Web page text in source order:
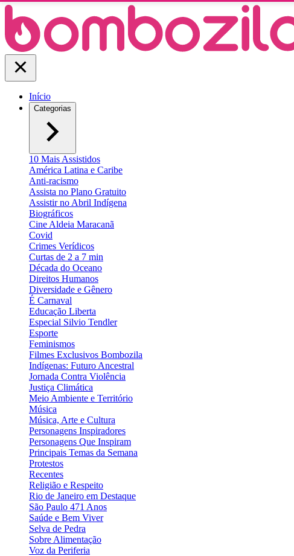
Início
Categorias
10 Mais Assistidos
América Latina e Caribe
Anti-racismo
Assista no Plano Gratuito
Assistir no Abril Indígena
Biográficos
Cine Aldeia Maracanã
Covid
Crimes Verídicos
Curtas de 2 a 7 min
Década do Oceano
Direitos Humanos
Diversidade e Gênero
É Carnaval
Educação Liberta
Especial Silvio Tendler
Esporte
Feminismos
Filmes Exclusivos Bombozila
Indígenas: Futuro Ancestral
Jornada Contra Violência
Justiça Climática
Meio Ambiente e Território
Música
Música, Arte e Cultura
Personagens Inspiradores
Personagens Que Inspiram
Principais Temas da Semana
Protestos
Recentes
Religião e Respeito
Rio de Janeiro em Destaque
São Paulo 471 Anos
Saúde e Bem Viver
Selva de Pedra
Sobre Alimentação
Voz da Periferia